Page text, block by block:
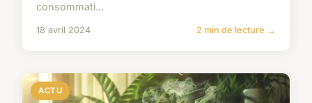
consommati...
18 avril 2024 2 min de lecture →
ACTU